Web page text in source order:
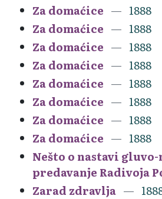
Za domaćice
1888
Za domaćice
1888
Za domaćice
1888
Za domaćice
1888
Za domaćice
1888
Za domaćice
1888
Za domaćice
1888
Za domaćice
1888
Nešto o nastavi
predavanje Radivoja
Zarad zdravlja